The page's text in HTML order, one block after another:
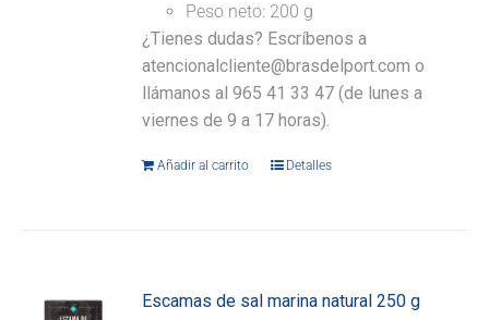
Peso neto: 200 g
¿Tienes dudas? Escríbenos a
atencionalcliente@brasdelport.com o
llámanos al 965 41 33 47 (de lunes a
viernes de 9 a 17 horas).
Añadir al carrito Detalles
Escamas de sal marina natural 250 g